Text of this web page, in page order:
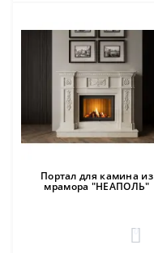
Портал для камина из
мрамора "НЕАПОЛЬ"
0